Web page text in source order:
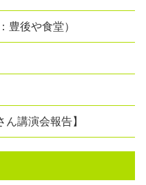
豊後や食堂）
ん講演会報告】